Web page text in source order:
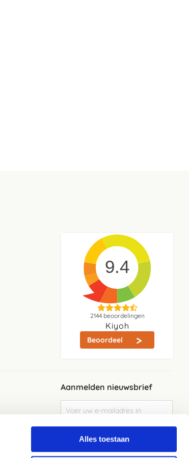
Alles toestaan
9.4
2144beoordelingen
Kiyoh
Beoordeel
Aanmelden nieuwsbrief
u
op
Elke week de beste acties en het laaste